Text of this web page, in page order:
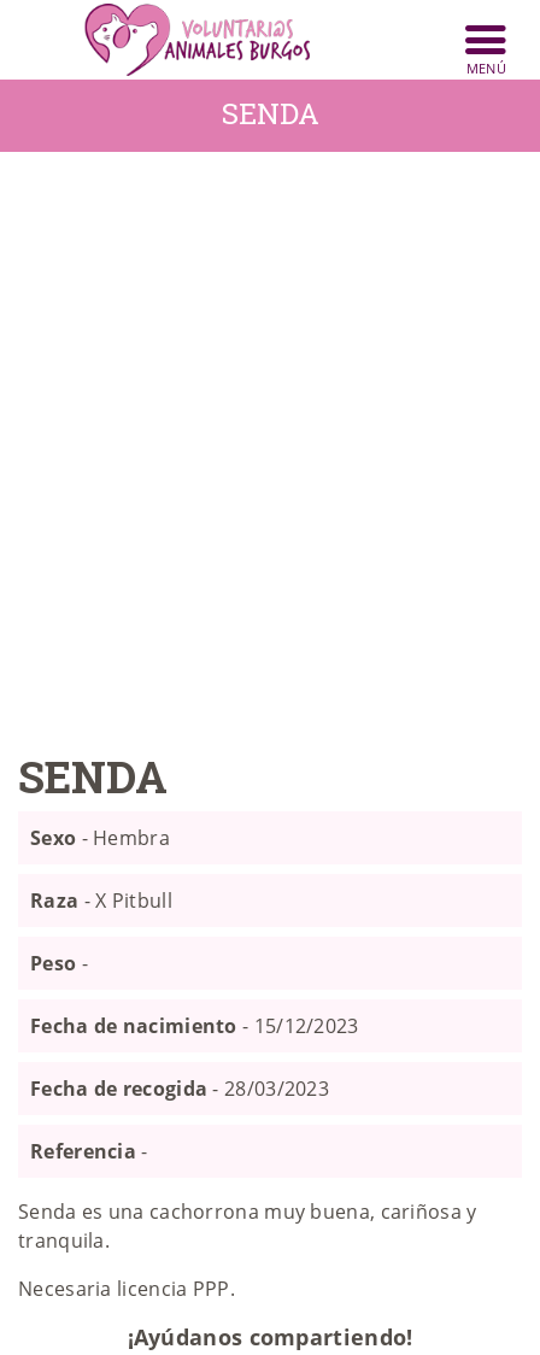
SENDA
INICIO
ANIMALES
SENDA
Sexo - Hembra
Raza - X Pitbull
Peso -
Fecha de nacimiento - 15/12/2023
Fecha de recogida - 28/03/2023
Referencia -
Senda es una cachorrona muy buena, cariñosa y
tranquila.
Necesaria licencia PPP.
¡Ayúdanos compartiendo!